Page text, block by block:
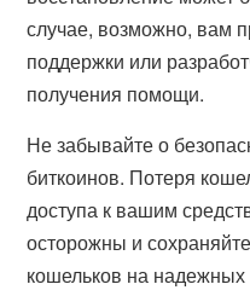
случае, возможно, вам
поддержки или
получения помощи.
Не забывайте о
биткоинов. Потеря
доступа к вашим
осторожны и
кошельков на надежных